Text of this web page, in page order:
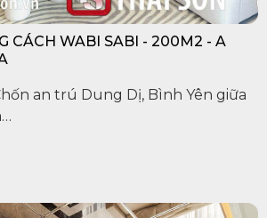
CÁCH WABI SABI - 200M2 - A
an trú Dung Dị, Bình Yên giữa